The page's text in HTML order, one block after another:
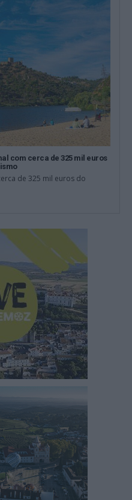
com cerca de 325 mil euros
de 325 mil euros do